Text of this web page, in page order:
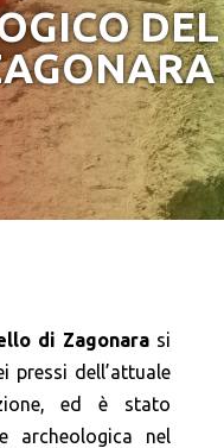
DEL
di Zagonara si
pressi dell’attuale
ed è stato
archeologica nel